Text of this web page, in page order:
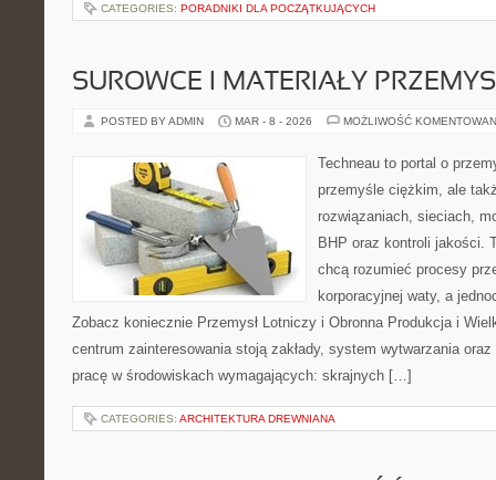
CATEGORIES: PORADNIKI DLA POCZĄTKUJĄCYCH
SUROWCE I MATERIAŁY
POSTED BY ADMIN MAR - 8 - 2026 MOŻLIWOŚĆ
Techneau to portal o
przemyśle ciężkim, ale
rozwiązaniach, sieciach,
BHP oraz kontroli jakości.
chcą rozumieć procesy
korporacyjnej waty, a
Zobacz koniecznie Przemysł Lotniczy i Obronna Produkcja i
centrum zainteresowania stoją zakłady, system wytwarzania
pracę w środowiskach wymagających: skrajnych […]
CATEGORIES: ARCHITEKTURA DREWNIANA